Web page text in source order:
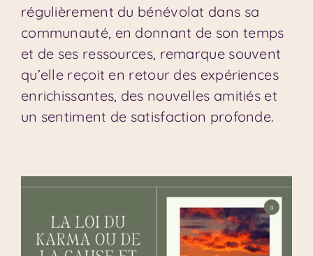
régulièrement du bénévolat dans sa
communauté, en donnant de son temps
et de ses ressources, remarque souvent
qu’elle reçoit en retour des expériences
enrichissantes, des nouvelles amitiés et
un sentiment de satisfaction profonde.